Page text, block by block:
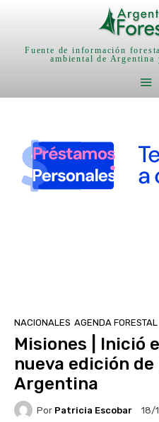
Fuente de información
ambiental de Argentina
NACIONALES AGENDA FORESTAL
Misiones | Inició
nueva edición
Argentina
Por Patricia Escobar 18/